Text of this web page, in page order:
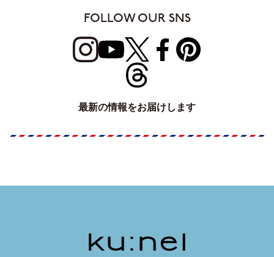
FOLLOW OUR SNS
最新の情報をお届けします